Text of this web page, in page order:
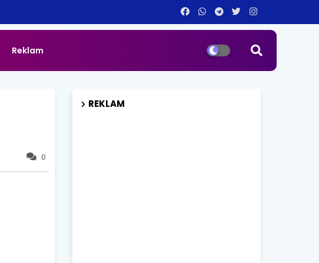
Reklam
0
REKLAM